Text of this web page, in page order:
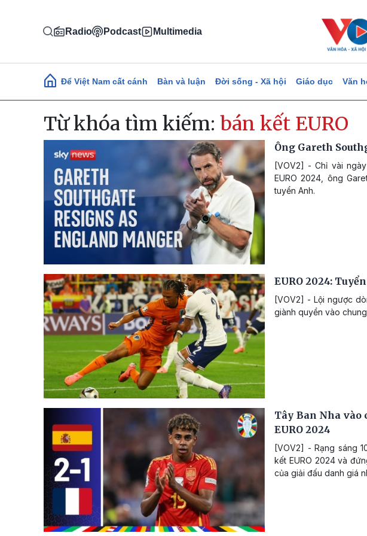
Radio Podcast Multimedia
Main navigation
Để Việt Nam cất cánh Bàn và luận Đời sống - Xã hội Giáo dục Văn
Từ khóa tìm kiếm: bán kết EURO
Ông Gareth
[VOV2] - Chỉ vài
EURO 2024, ông
tuyển Anh.
EURO 2024:
[VOV2] - Lội ngược
giành quyền vào
Tây Ban Nha
EURO 2024
[VOV2] - Rạng sáng
kết EURO 2024 và
của giải đấu danh giá